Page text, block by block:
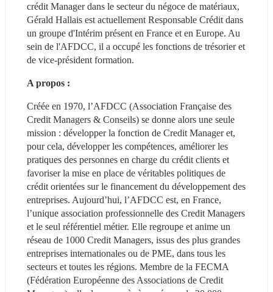
crédit Manager dans le secteur du négoce de matériaux,
Gérald Hallais est actuellement Responsable Crédit dans
un groupe d'Intérim présent en France et en Europe. Au
sein de l'AFDCC, il a occupé les fonctions de trésorier et
de vice-président formation.
A propos :
Créée en 1970, l’AFDCC (Association Française des
Credit Managers & Conseils) se donne alors une seule
mission : développer la fonction de Credit Manager et,
pour cela, développer les compétences, améliorer les
pratiques des personnes en charge du crédit clients et
favoriser la mise en place de véritables politiques de
crédit orientées sur le financement du développement des
entreprises. Aujourd’hui, l’AFDCC est, en France,
l’unique association professionnelle des Credit Managers
et le seul référentiel métier. Elle regroupe et anime un
réseau de 1000 Credit Managers, issus des plus grandes
entreprises internationales ou de PME, dans tous les
secteurs et toutes les régions. Membre de la FECMA
(Fédération Européenne des Associations de Credit